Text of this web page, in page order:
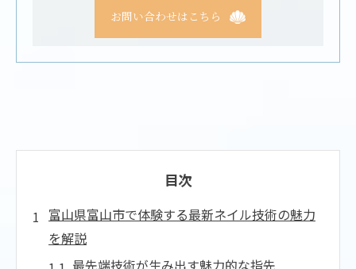
お問い合わせはこちら
目次
富山県富山市で体験する最新ネイル技術の魅力
を解説
最先端技術が生み出す魅力的な指先